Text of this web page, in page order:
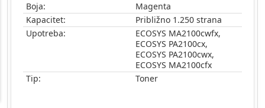
Boja:
Magenta
Kapacitet:
Približno 1.250 strana
Upotreba:
ECOSYS MA2100cwfx,
ECOSYS PA2100cx,
ECOSYS PA2100cwx,
ECOSYS MA2100cfx
Tip:
Toner